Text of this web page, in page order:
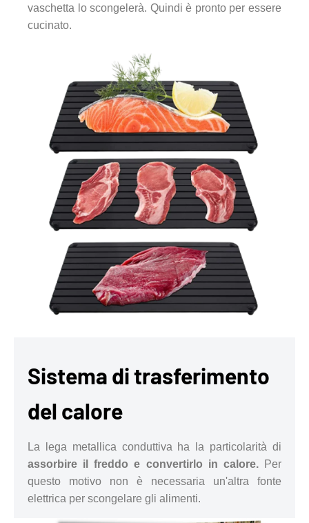
vaschetta lo scongelerà. Quindi è pronto per essere
cucinato.
Sistema di trasferimento
del calore
La lega metallica conduttiva ha la particolarità di
assorbire il freddo e convertirlo in calore.Per
questo motivo non è necessaria un'altra fonte
elettrica per scongelare gli alimenti.